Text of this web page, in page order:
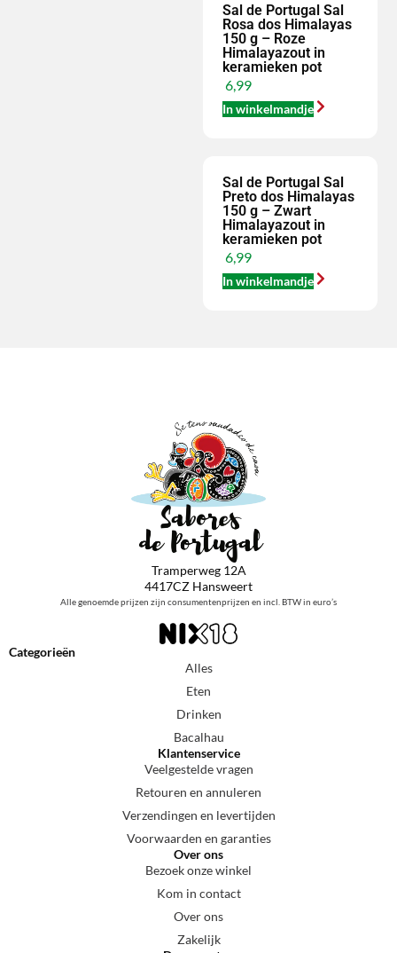
Sal de Portugal Sal
Rosa dos Himalayas
150 g – Roze
Himalayazout in
keramieken pot
6,99
In winkelmandje
Sal de Portugal Sal
Preto dos Himalayas
150 g – Zwart
Himalayazout in
keramieken pot
6,99
In winkelmandje
Tramperweg 12A
4417CZ Hansweert
Alle genoemde prijzen zijn consumentenprijzen en incl. BTW in euro’s
Categorieën
Alles
Eten
Drinken
Bacalhau
Klantenservice
Veelgestelde vragen
Retouren en annuleren
Verzendingen en levertijden
Voorwaarden en garanties
Over ons
Bezoek onze winkel
Kom in contact
Over ons
Zakelijk